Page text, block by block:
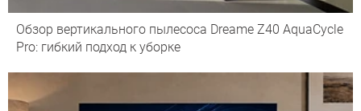
Обзор вертикального пылесоса Dreame Z40 AquaCycle
Pro: гибкий подход к уборке